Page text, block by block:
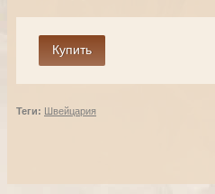
Теги: Швейцария